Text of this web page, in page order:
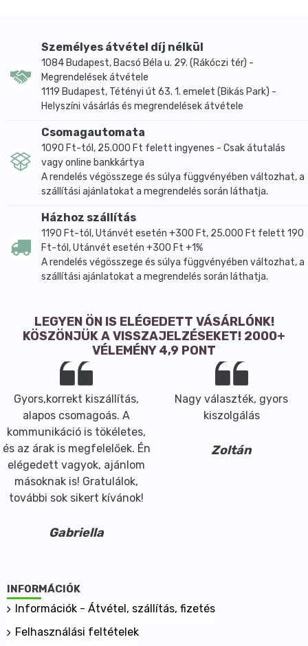
A termék kén-dioxidot tartalmaz és földimogyorót,
dióféléket, szezámmagot felhasználó üzemben
készült.
Átlagos tápérték 100g termékben 1 adagban (50g)
Energia Kcal 342 Kcal
Zsír 0,5 g 0,5 g
amelyből telített zsírsavak
0,1 g
0,1 g
Szénhidrát 79 g 40 g
Rost 4,3 g
Fehérje 3,3 g 1,7 g
Só 0,05 g 0,03 g
Személyes átvétel díj nélkül
1084 Budapest, Bacsó Béla u. 29. (Rákóczi tér) -
Megrendelések átvétele
1119 Budapest, Tétényi út 63. 1. emelet (Bikás Park) -
Helyszíni vásárlás és megrendelések átvétele
Csomagautomata
1090 Ft-tól, 25.000 Ft felett ingyenes - Csak átutalás
vagy online bankkártya
A rendelés végösszege és súlya függvényében változhat, a
szállítási ajánlatokat a megrendelés során láthatja.
Házhoz szállítás
1190 Ft-tól, Utánvét esetén +300 Ft, 25.000 Ft felett 190
Ft-tól, Utánvét esetén +300 Ft +1%
A rendelés végösszege és súlya függvényében változhat, a
szállítási ajánlatokat a megrendelés során láthatja.
LEGYEN ÖN IS ELÉGEDETT VÁSÁRLÓNK!
KÖSZÖNJÜK A VISSZAJELZÉSEKET! 2000+
VÉLEMÉNY 4,9 PONT
Gyors,korrekt kiszállítás,
alapos csomagoás. A
kommunikáció is tökéletes,
és az árak is megfelelőek. Én
elégedett vagyok, ajánlom
másoknak is! Gratulálok,
további sok sikert kívánok!
Gabriella
Nagy választék, gyors
kiszolgálás
Zoltán
INFORMÁCIÓK
Információk - Átvétel, szállítás, fizetés
Felhasználási feltételek